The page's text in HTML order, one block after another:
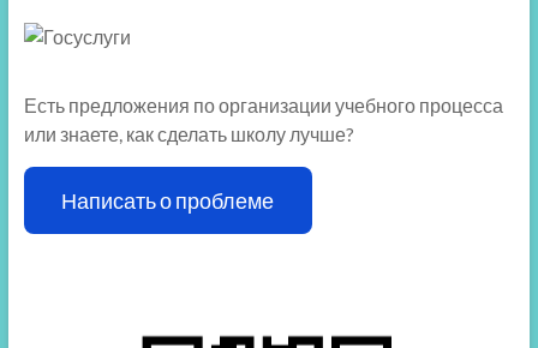
Есть предложения по организации учебного процесса
или знаете, как сделать школу лучше?
Написать о проблеме